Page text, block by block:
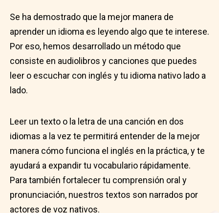
Se ha demostrado que la mejor manera de
aprender un idioma es leyendo algo que te interese.
Por eso, hemos desarrollado un método que
consiste en audiolibros y canciones que puedes
leer o escuchar con inglés y tu idioma nativo lado a
lado.
Leer un texto o la letra de una canción en dos
idiomas a la vez te permitirá entender de la mejor
manera cómo funciona el inglés en la práctica, y te
ayudará a expandir tu vocabulario rápidamente.
Para también fortalecer tu comprensión oral y
pronunciación, nuestros textos son narrados por
actores de voz nativos.